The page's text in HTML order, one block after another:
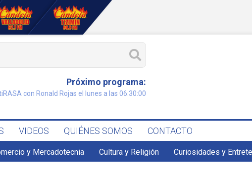
Próximo programa:
con Ronald Rojas el lunes a las 06:30:00
VIDEOS QUIÉNES SOMOS CONTACTO
y Mercadotecnia Cultura y Religión Curiosidades y